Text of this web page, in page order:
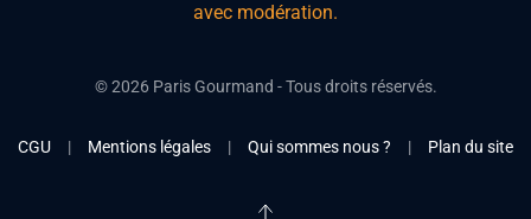
avec modération.
©2026Paris Gourmand - Tous droits réservés.
CGU | Mentions légales | Qui sommes nous ? | Plan du site